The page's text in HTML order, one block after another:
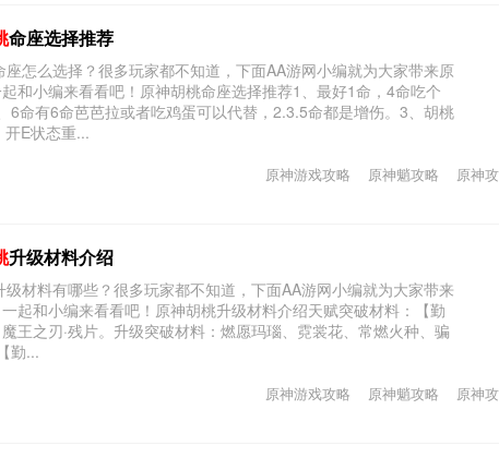
命座选择推荐
座怎么选择？很多玩家都不知道，下面AA游网小编就为大家带来原
和小编来看看吧！原神胡桃命座选择推荐1、最好1命，4命吃个
6命有6命芭芭拉或者吃鸡蛋可以代替，2.3.5命都是增伤。3、胡桃
E状态重...
原神
原神魈攻略
原神游戏攻略
升级材料介绍
级材料有哪些？很多玩家都不知道，下面AA游网小编就为大家带来
起和小编来看看吧！原神胡桃升级材料介绍天赋突破材料：【勤
王之刃·残片。升级突破材料：燃愿玛瑙、霓裳花、常燃火种、骗
勤...
原神
原神魈攻略
原神游戏攻略